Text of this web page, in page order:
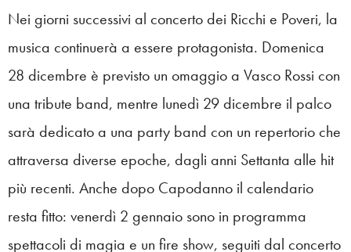
Nei giorni successivi al concerto dei Ricchi e Poveri, la
musica continuerà a essere protagonista. Domenica
28 dicembre è previsto un omaggio a Vasco Rossi con
una tribute band, mentre lunedì 29 dicembre il palco
sarà dedicato a una party band con un repertorio che
attraversa diverse epoche, dagli anni Settanta alle hit
più recenti. Anche dopo Capodanno il calendario
resta fitto: venerdì 2 gennaio sono in programma
spettacoli di magia e un fire show, seguiti dal concerto